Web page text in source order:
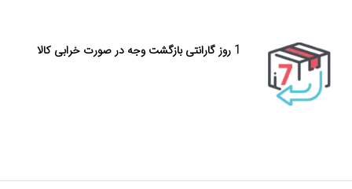
1 روز گارانتی بازگشت وجه در صورت خرابی کالا